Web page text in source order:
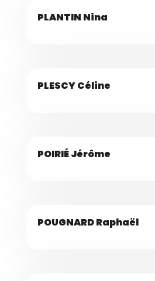
PLANTIN Nina
PLESCY Céline
POIRIÉ Jérôme
POUGNARD Raphaël